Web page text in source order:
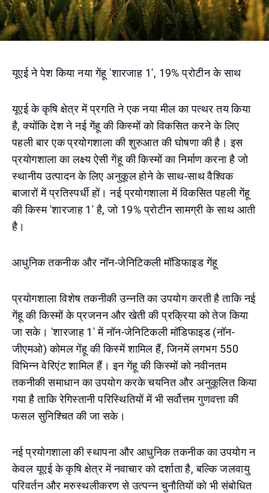
यूएई ने पेश किया नया गेंहू 'शारजाह 1', 19% प्रोटीन के साथ
यूएई के कृषि क्षेत्र में प्रगति ने एक नया मील का पत्थर तय किया
है, क्योंकि देश ने नई गेंहू की किस्मों को विकसित करने के लिए
पहली बार एक प्रयोगशाला की शुरुआत की घोषणा की है। इस
प्रयोगशाला का लक्ष्य ऐसी गेंहू की किस्मों का निर्माण करना है जो
स्थानीय उत्पादन के लिए अनुकूल होने के साथ-साथ वैश्विक
बाजारों में प्रतिस्पर्धी हों। नई प्रयोगशाला में विकसित पहली गेंहू
की किस्म 'शारजाह 1' है, जो 19% प्रोटीन सामग्री के साथ आती
है।
आधुनिक तकनीक और नॉन-जेनिटिकली मॉडिफाइड गेंहू
प्रयोगशाला विशेष तकनीकी उन्नति का उपयोग करती है ताकि नई
गेंहू की किस्मों के प्रजनन और खेती की प्रक्रिया को तेज किया
जा सके। 'शारजाह 1' में नॉन-जेनिटिकली मॉडिफाइड (नॉन-
जीएमओ) कोमल गेंहू की किस्में शामिल हैं, जिनमें लगभग 550
विभिन्न वेरिएंट शामिल हैं। इन गेंहू की किस्मों को नवीनतम
तकनीकी समाधान का उपयोग करके चयनित और अनुकूलित किया
गया है ताकि रेगिस्तानी परिस्थितियों में भी सर्वोत्तम गुणवत्ता की
फसल सुनिश्चित की जा सके।
नई प्रयोगशाला की स्थापना और आधुनिक तकनीक का उपयोग न
केवल यूएई के कृषि क्षेत्र में नवाचार को दर्शाता है, बल्कि जलवायु
परिवर्तन और मरुस्थलीकरण से उत्पन्न चुनौतियों को भी संबोधित